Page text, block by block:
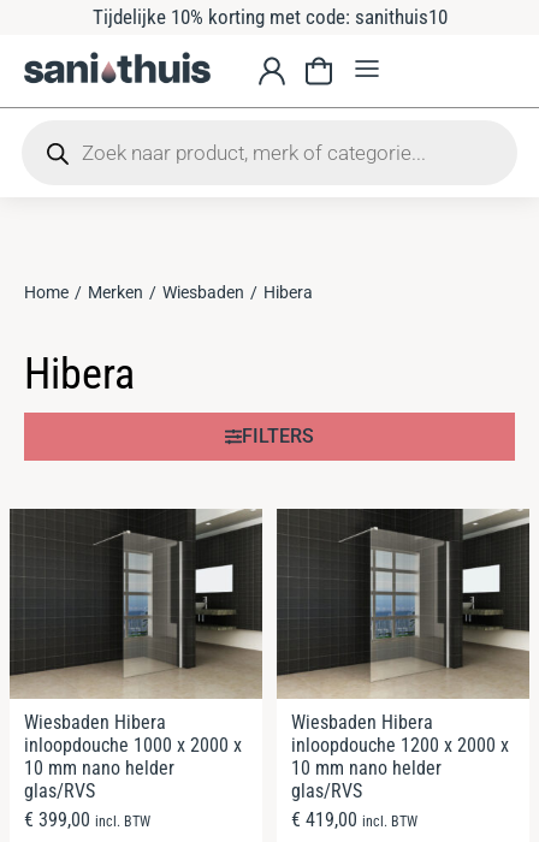
Tijdelijke 10% korting met code: sanithuis10
Je bent hier:
Home Merken Wiesbaden Hibera
Hibera
FILTERS
Wiesbaden Hibera
inloopdouche 1000 x 2000 x
10 mm nano helder
glas/RVS
€ 399,00 incl. BTW
Wiesbaden Hibera
inloopdouche 1200 x 2000 x
10 mm nano helder
glas/RVS
€ 419,00 incl. BTW